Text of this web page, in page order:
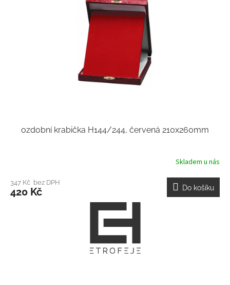
ozdobní krabička H144/244, červená 210x260mm
Skladem u nás
347 Kč bez DPH
420 Kč Do košíku